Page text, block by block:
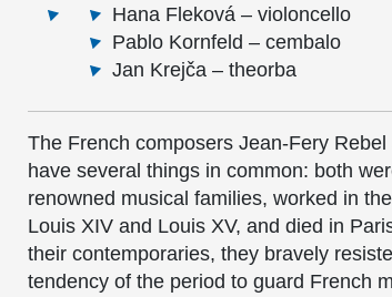
Hana Fleková – violoncello
Pablo Kornfeld – cembalo
Jan Krejča – theorba
The French composers Jean-Fery
have several things in common: both
renowned musical families, worked in
Louis XIV and Louis XV, and died in
their contemporaries, they bravely
tendency of the period to guard French